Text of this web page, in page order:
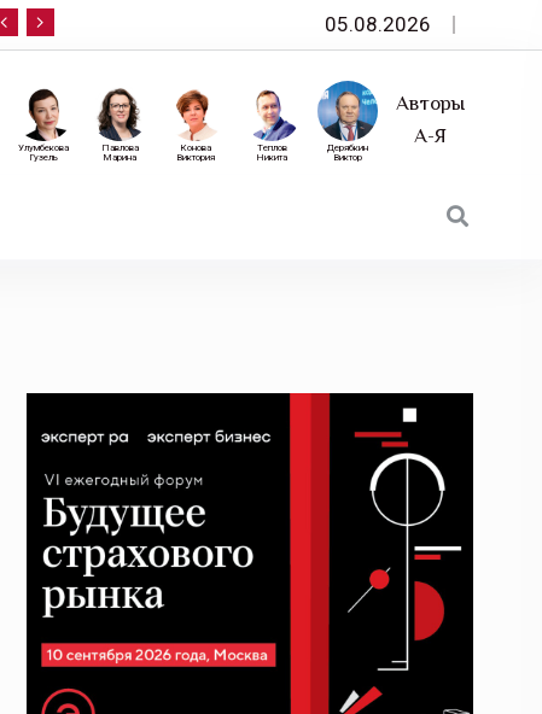
10 сентября — «Эксперт РА» приглашает на
05.08.2026
Авторы
А-Я
Дерябкин
Виктор
Теплов
Никита
Конова
Виктория
Павлова
Марина
Улумбекова
Гузель